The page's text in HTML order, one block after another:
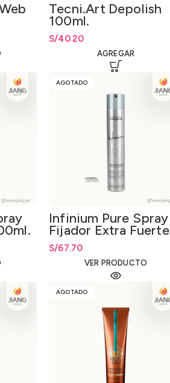
Tecni.Art Depolish
100ml.
S/40.20
AGREGAR
AGOTADO
Infinium Pure Spray
Fijador Extra Fuerte
500ml.
S/67.70
VER PRODUCTO
AGOTADO